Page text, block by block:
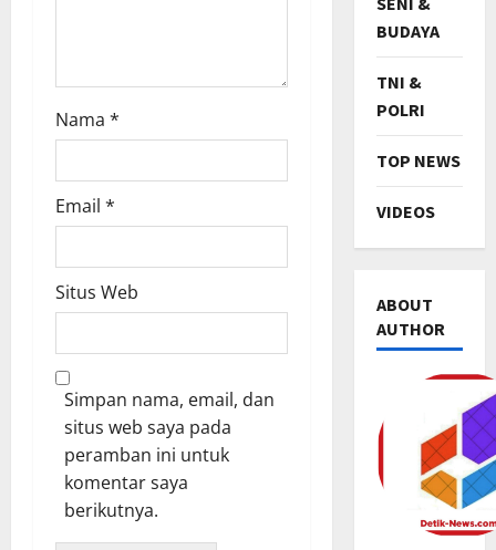
Nama *
Email *
Situs Web
Simpan nama, email, dan
situs web saya pada
peramban ini untuk
komentar saya
berikutnya.
BUDAYA
TNI &
POLRI
TOP NEWS
VIDEOS
ABOUT
AUTHOR
TNI &
R
i
b
u
a